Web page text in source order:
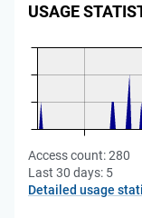
USAGE
Access count:280
Last 30 days: 5
Detailed usage